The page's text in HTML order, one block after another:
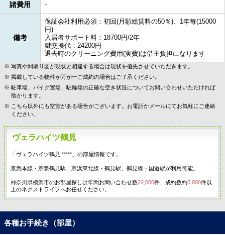
諸費用 -
備考
保証会社利用必須：初回(月額総賃料の50％)、1年毎(15000
円)
入居者サポート料：18700円/2年
鍵交換代：24200円
退去時のクリーニング費用(実費)は借主負担になります
写真や間取り図が現状と相違する場合は現状を優先させていただきます。
掲載している物件が万が一ご成約の場合はご了承ください。
駐車場、バイク置場、駐輪場の正確な空き状況についてお問い合わせいただければ
助かります。
こちら以外にも空室がある場合がございます。お電話かメールにてお気軽にご連絡
ください。
ヴェラハイツ鶴見
「ヴェラハイツ鶴見 *****」の部屋情報です。
京急本線・京急鶴見駅、京浜東北線・鶴見駅、鶴見線・国道駅が利用可能。
神奈川県横浜市のお部屋探しは年間お問い合わせ数22,000件、成約数約5,000件以
上のネクストライフへお任せください。
各種お手続き（部屋）